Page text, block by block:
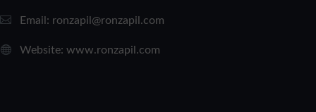
Email: ronzapil@ronzapil.com
Website: www.ronzapil.com